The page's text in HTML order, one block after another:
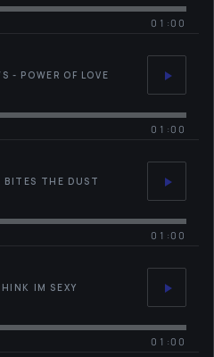
01:00
- POWER OF LOVE
01:00
THE DUST
01:00
IM SEXY
01:00